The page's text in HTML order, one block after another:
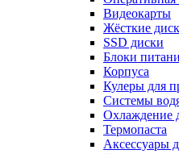
Видеокарты
Жёсткие
SSD диски
Блоки
Корпуса
Кулеры для
Системы
Охлаждение
Термопаста
Аксессуары